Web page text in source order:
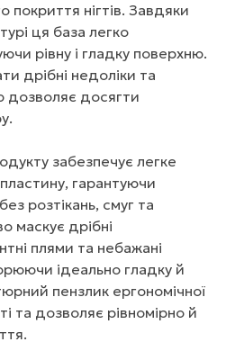
покриття нігтів. Завдяки
ця база легко
рівну і гладку поверхню.
дрібні недоліки та
дозволяє досягти
забезпечує легке
гарантуючи
розтікань, смуг та
маскує дрібні
плями та небажані
ідеально гладку й
пензлик ергономічної
та дозволяє рівномірно й